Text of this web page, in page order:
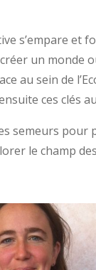
s’empare et
un monde
au sein de
ces clés
semeurs pour
le champ